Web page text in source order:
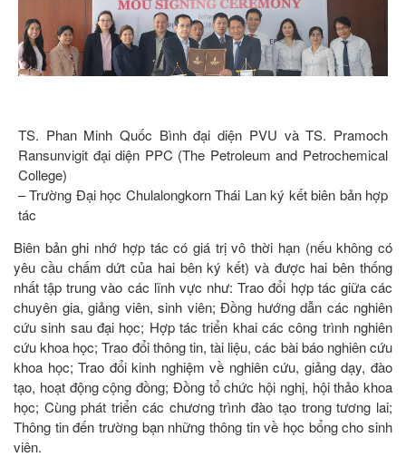
TS. Phan Minh Quốc Bình đại diện PVU và TS. Pramoch
Ransunvigit đại diện PPC (The Petroleum and Petrochemical
College)
– Trường Đại học Chulalongkorn Thái Lan ký kết biên bản hợp
tác
Biên bản ghi nhớ hợp tác có giá trị vô thời hạn (nếu không có
yêu cầu chấm dứt của hai bên ký kết) và được hai bên thống
nhất tập trung vào các lĩnh vực như: Trao đổi hợp tác giữa các
chuyên gia, giảng viên, sinh viên; Đồng hướng dẫn các nghiên
cứu sinh sau đại học; Hợp tác triển khai các công trình nghiên
cứu khoa học; Trao đổi thông tin, tài liệu, các bài báo nghiên cứu
khoa học; Trao đổi kinh nghiệm về nghiên cứu, giảng dạy, đào
tạo, hoạt động cộng đồng; Đồng tổ chức hội nghị, hội thảo khoa
học; Cùng phát triển các chương trình đào tạo trong tương lai;
Thông tin đến trường bạn những thông tin về học bổng cho sinh
viên.